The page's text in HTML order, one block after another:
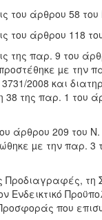
του άρθρου 58 του
του άρθρου 118
της παρ. 9 του
µε την
2008 και
38 της παρ. 1 του
άρθρου 209 του Ν.
µε την παρ. 3
Προδιαγραφές, τη
Ενδεικτικό
που